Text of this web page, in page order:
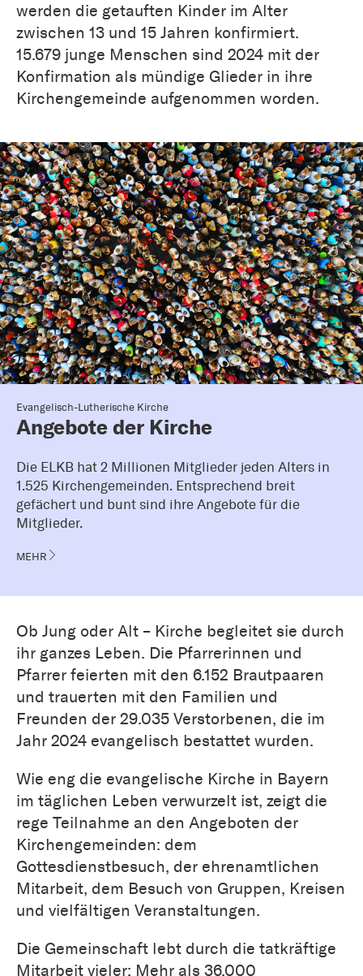
werden die getauften Kinder im Alter
zwischen 13 und 15 Jahren konfirmiert.
15.679 junge Menschen sind 2024 mit der
Konfirmation als mündige Glieder in ihre
Kirchengemeinde aufgenommen worden.
Evangelisch-Lutherische Kirche
Angebote der Kirche
Die ELKB hat 2 Millionen Mitglieder jeden Alters in
1.525 Kirchengemeinden. Entsprechend breit
gefächert und bunt sind ihre Angebote für die
Mitglieder.
MEHR
Ob Jung oder Alt – Kirche begleitet sie durch
ihr ganzes Leben. Die Pfarrerinnen und
Pfarrer feierten mit den 6.152 Brautpaaren
und trauerten mit den Familien und
Freunden der 29.035 Verstorbenen, die im
Jahr 2024 evangelisch bestattet wurden.
Wie eng die evangelische Kirche in Bayern
im täglichen Leben verwurzelt ist, zeigt die
rege Teilnahme an den Angeboten der
Kirchengemeinden: dem
Gottesdienstbesuch, der ehrenamtlichen
Mitarbeit, dem Besuch von Gruppen, Kreisen
und vielfältigen Veranstaltungen.
Die Gemeinschaft lebt durch die tatkräftige
Mitarbeit vieler: Mehr als 36.000